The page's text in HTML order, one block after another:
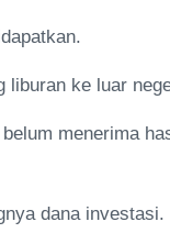
liburan ke luar
menerima
dana investasi.